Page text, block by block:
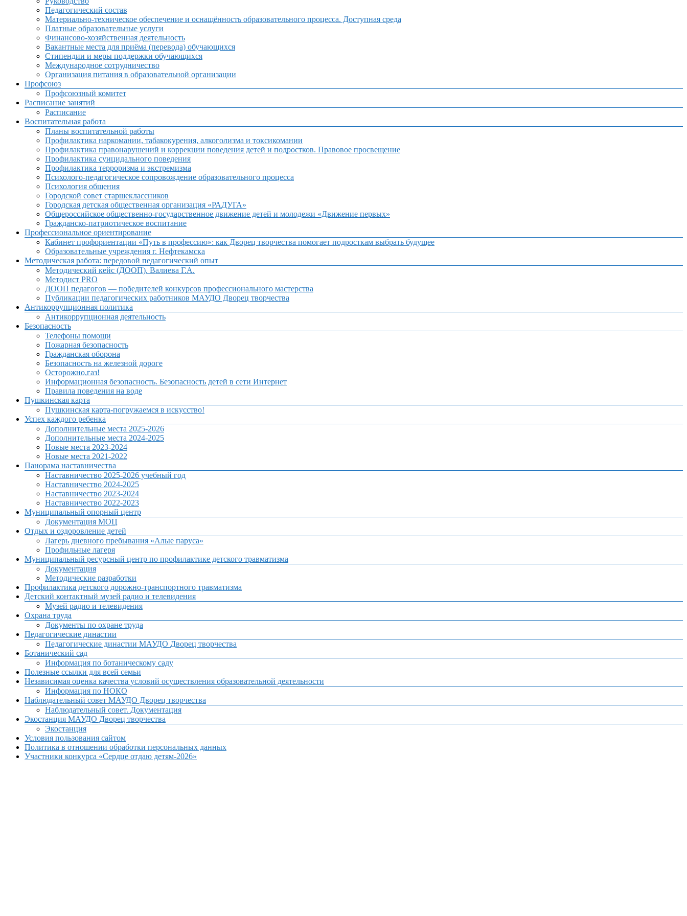
Педагогический состав
Материально-техническое обеспечение и оснащённость образовательного процесса. Доступная среда
Платные образовательные услуги
Финансово-хозяйственная деятельность
Вакантные места для приёма (перевода) обучающихся
Стипендии и меры поддержки обучающихся
Международное сотрудничество
Организация питания в образовательной организации
Профсоюз
Профсоюзный комитет
Расписание занятий
Расписание
Воспитательная работа
Планы воспитательной работы
Профилактика наркомании, табакокурения, алкоголизма и токсикомании
Профилактика правонарушений и коррекции поведения детей и подростков. Правовое просвещение
Профилактика суицидального поведения
Профилактика терроризма и экстремизма
Психолого-педагогическое сопровождение образовательного процесса
Психология общения
Городской совет старшеклассников
Городская детская общественная организация «РАДУГА»
Общероссийское общественно-государственное движение детей и молодежи «Движение первых»
Гражданско-патриотическое воспитание
Профессиональное ориентирование
Кабинет профориентации «Путь в профессию»: как Дворец творчества помогает подросткам выбрать будущее
Образовательные учреждения г. Нефтекамска
Методическая работа: передовой педагогический опыт
Методический кейс (ДООП). Валиева Г.А.
Методист PRO
ДООП педагогов — победителей конкурсов профессионального мастерства
Публикации педагогических работников МАУДО Дворец творчества
Антикоррупционная политика
Антикоррупционная деятельность
Безопасность
Телефоны помощи
Пожарная безопасность
Гражданская оборона
Безопасность на железной дороге
Осторожно,газ!
Информационная безопасность. Безопасность детей в сети Интернет
Правила поведения на воде
Пушкинская карта
Пушкинская карта-погружаемся в искусство!
Успех каждого ребенка
Дополнительные места 2025-2026
Дополнительные места 2024-2025
Новые места 2023-2024
Новые места 2021-2022
Панорама наставничества
Наставничество 2025-2026 учебный год
Наставничество 2024-2025
Наставничество 2023-2024
Наставничество 2022-2023
Муниципальный опорный центр
Документация МОЦ
Отдых и оздоровление детей
Лагерь дневного пребывания «Алые паруса»
Профильные лагеря
Муниципальный ресурсный центр по профилактике детского травматизма
Документация
Методические разработки
Профилактика детского дорожно-транспортного травматизма
Детский контактный музей радио и телевидения
Музей радио и телевидения
Охрана труда
Документы по охране труда
Педагогические династии
Педагогические династии МАУДО Дворец творчества
Ботанический сад
Информация по ботаническому саду
Полезные ссылки для всей семьи
Независимая оценка качества условий осуществления образовательной деятельности
Информация по НОКО
Наблюдательный совет МАУДО Дворец творчества
Наблюдательный совет. Документация
Экостанция МАУДО Дворец творчества
Экостанция
Условия пользования сайтом
Политика в отношении обработки персональных данных
Участники конкурса «Сердце отдаю детям-2026»